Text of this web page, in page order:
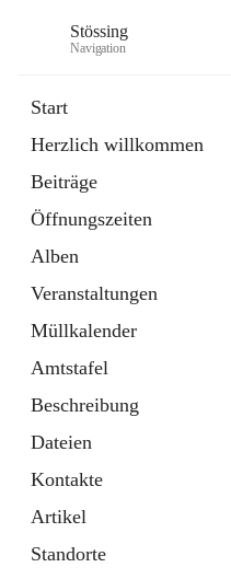
Stössing
Navigation
Start
Herzlich willkommen
Beiträge
Öffnungszeiten
Alben
Veranstaltungen
Müllkalender
Amtstafel
Beschreibung
Dateien
Kontakte
Artikel
Standorte
Datei
in
Tab
Kindergarten
öffnet
in
neuem
Tab